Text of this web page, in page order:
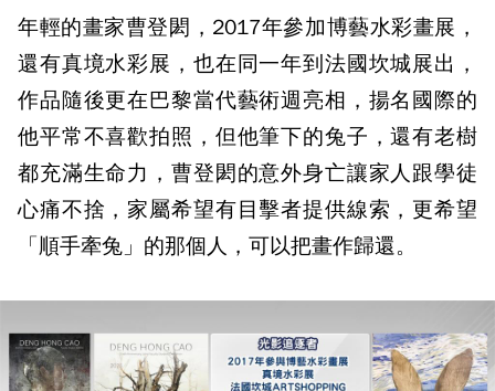
年輕的畫家曹登閎，2017年參加博藝水彩畫展，
還有真境水彩展，也在同一年到法國坎城展出，
作品隨後更在巴黎當代藝術週亮相，揚名國際的
他平常不喜歡拍照，但他筆下的兔子，還有老樹
都充滿生命力，曹登閎的意外身亡讓家人跟學徒
心痛不捨，家屬希望有目擊者提供線索，更希望
「順手牽兔」的那個人，可以把畫作歸還。